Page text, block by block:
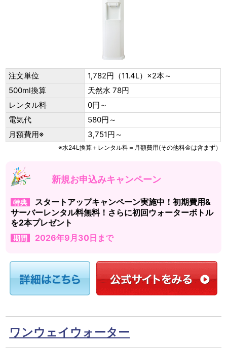
注文単位
1,782円（11.4L）×2本～
500ml換算
天然水 78円
レンタル料
0円～
電気代
580円～
月額費用※
3,751円～
※水24L換算＋レンタル料＝月額費用(その他料金は含まず）
新規お申込みキャンペーン
特典
スタートアップキャンペーン実施中！初期費用&
サーバーレンタル料無料！さらに初回ウォーターボトル
を2本プレゼント
期間 2026年9月30日まで
ワンウェイウォーター